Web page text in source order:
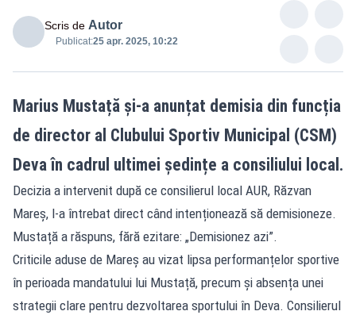
Scris de Autor
Publicat:25 apr. 2025, 10:22
Marius Mustață și-a anunțat demisia din funcția
de director al Clubului Sportiv Municipal (CSM)
Deva în cadrul ultimei ședințe a consiliului local.
Decizia a intervenit după ce consilierul local AUR, Răzvan
Mareș, l-a întrebat direct când intenționează să demisioneze.
Mustață a răspuns, fără ezitare: „Demisionez azi”.
Criticile aduse de Mareș au vizat lipsa performanțelor sportive
în perioada mandatului lui Mustață, precum și absența unei
strategii clare pentru dezvoltarea sportului în Deva. Consilierul